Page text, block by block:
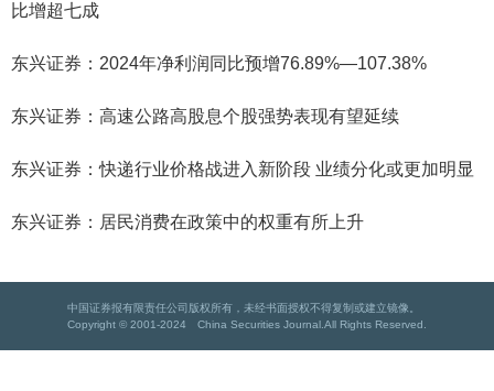
比增超七成
东兴证券：2024年净利润同比预增76.89%—107.38%
东兴证券：高速公路高股息个股强势表现有望延续
东兴证券：快递行业价格战进入新阶段 业绩分化或更加明显
东兴证券：居民消费在政策中的权重有所上升
中国证券报有限责任公司版权所有，未经书面授权不得复制或建立镜像。
Copyright © 2001-2024 China Securities Journal.All Rights Reserved.